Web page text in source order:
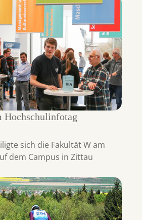
Hochschulinfotag
sich die Fakultät W am
dem Campus in Zittau